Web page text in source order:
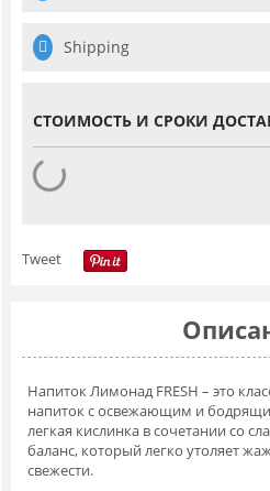
Shipping
СТОИМОСТЬ И СРОКИ
Tweet
Напиток Лимонад FRESH – это
напиток с освежающим и
легкая кислинка в сочетании со
баланс, который легко утоляет
свежести.